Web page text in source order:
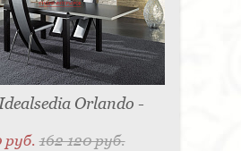
Orlando -
руб.162 120 руб.